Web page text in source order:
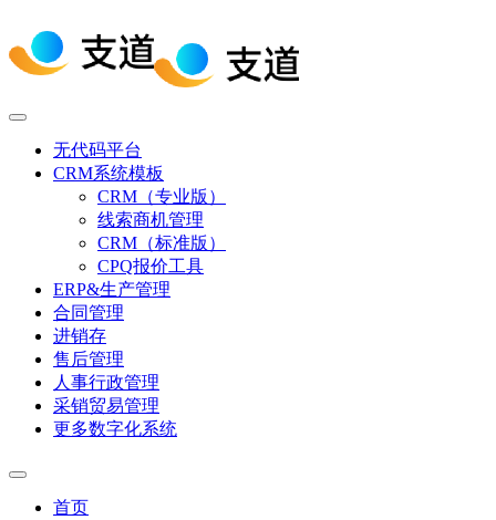
无代码平台
CRM系统模板
CRM（专业版）
线索商机管理
CRM（标准版）
CPQ报价工具
ERP&生产管理
合同管理
进销存
售后管理
人事行政管理
采销贸易管理
更多数字化系统
首页